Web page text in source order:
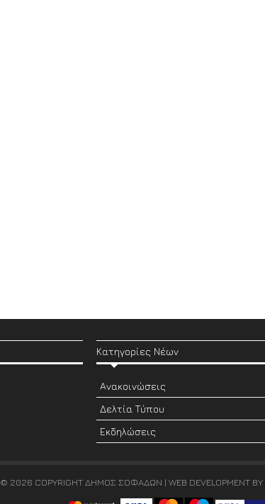
Κατηγορίες Νέων
Ανακοινώσεις
Δελτία Τύπου
Εκδηλώσεις
© 2026 COPYRIGHT ΔΗΜΟΣ ΣΟΦΑΔΩΝ | WEB DEVELOPMENT BY